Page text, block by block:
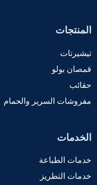
المنتجات
تيشيرتات
قمصان بولو
حقائب
مفروشات السرير والحمام
الخدمات
خدمات الطباعة
خدمات التطريز